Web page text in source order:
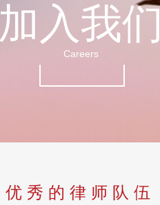
加入我们
Careers
优 秀 的 律 师 队 伍